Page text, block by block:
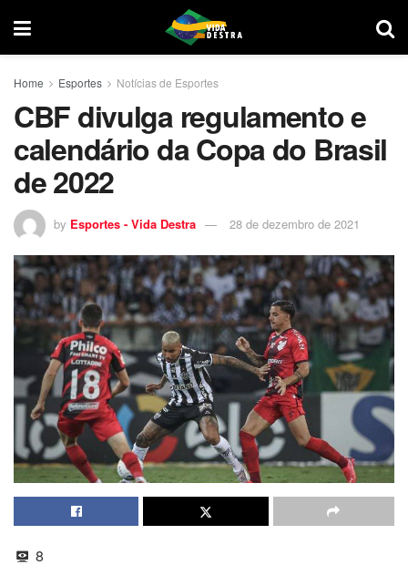
Home Esportes Notícias de Esportes
CBF divulga regulamento e
calendário da Copa do Brasil
de 2022
by Esportes - Vida Destra 28 de dezembro de 2021
8